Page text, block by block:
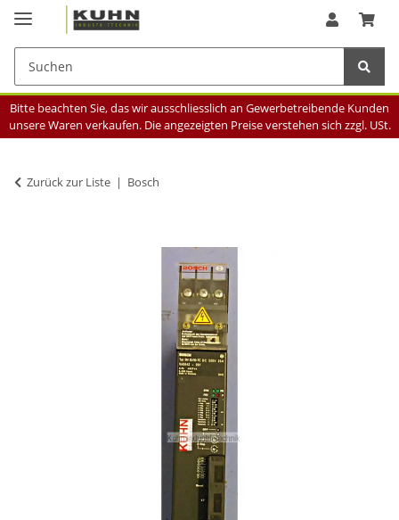
Bitte beachten Sie, das wir ausschliesslich an Gewerbetreibende Kunden
unsere Waren verkaufen. Die angezeigten Preise verstehen sich zzgl. USt.
Zurück zur Liste Bosch